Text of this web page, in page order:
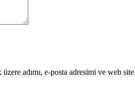
adımı, e-posta adresimi ve web